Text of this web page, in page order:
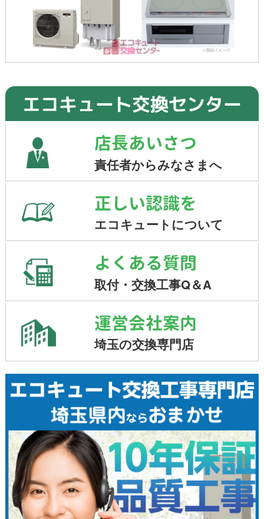
エコキュート交換センター
店長あいさつ
責任者からみなさまへ
正しい認識を
エコキュートについて
よくある質問
取付・交換工事Q＆A
運営会社案内
埼玉の交換専門店